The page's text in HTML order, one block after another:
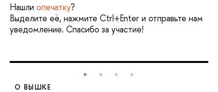
Нашли опечатку?
Выделите её, нажмите Ctrl+Enter и отправьте нам
уведомление. Спасибо за участие!
О ВЫШКЕ